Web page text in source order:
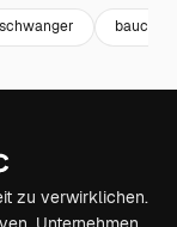
schwanger bauch
zu verwirklichen.